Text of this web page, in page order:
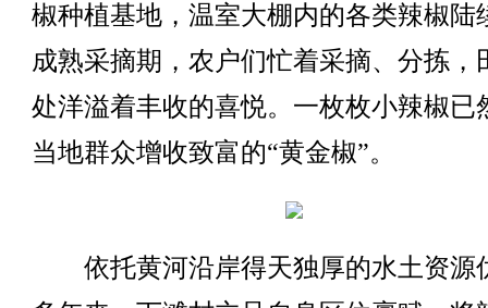
椒种植基地，温室大棚内的各类辣椒陆
成熟采摘期，农户们忙着采摘、分拣，
处洋溢着丰收的喜悦。一枚枚小辣椒已
当地群众增收致富的“黄金椒”。
依托黄河沿岸得天独厚的水土资源